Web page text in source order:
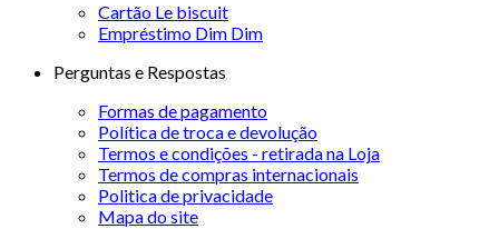
Cartão Le biscuit
Empréstimo Dim Dim
Perguntas e Respostas
Formas de pagamento
Política de troca e devolução
Termos e condições - retirada na Loja
Termos de compras internacionais
Politica de privacidade
Mapa do site